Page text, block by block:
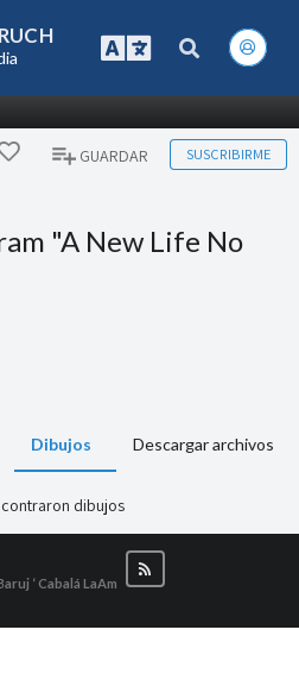
GUARDAR SUSCRIBIRME
"A New Life No
Dibujos Descargar archivos
dibujos
‘ Cabalá LaAm